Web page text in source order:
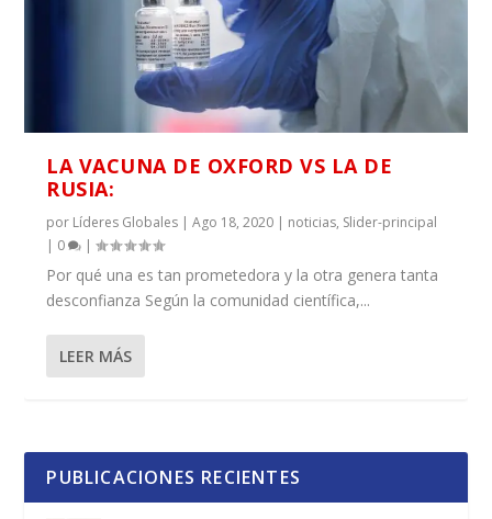
LA VACUNA DE OXFORD VS LA DE
RUSIA:
por Líderes Globales |Ago 18, 2020 | noticias, Slider-principal
| 0 |
Por qué una es tan prometedora y la otra genera tanta
desconfianza Según la comunidad científica,...
LEER MÁS
PUBLICACIONES RECIENTES